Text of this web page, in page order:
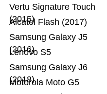
Motorola Moto G5
Samsung Galaxy J6
(2018)
Lenovo S5
Samsung Galaxy J5
(2016)
Alcatel Flash (2017)
Vertu Signature Touch
(2015)